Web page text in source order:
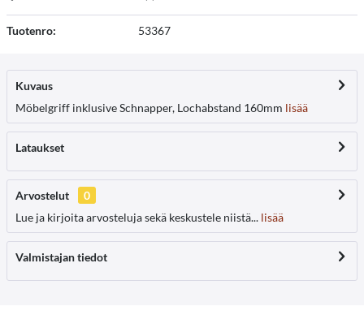
Tuotenro: 53367
Kuvaus
Möbelgriff inklusive Schnapper, Lochabstand 160mm lisää
Lataukset
Arvostelut
0
Lue ja kirjoita arvosteluja sekä keskustele niistä... lisää
Valmistajan tiedot